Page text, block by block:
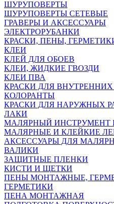
ШУРУПОВЕРТЫ
ШУРУПОВЕРТЫ СЕТЕВЫЕ
ГРАВЕРЫ И АКСЕССУАРЫ
ЭЛЕКТРОРУБАНКИ
КРАСКИ, ПЕНЫ,
КЛЕИ
КЛЕЙ ДЛЯ ОБОЕВ
КЛЕИ, ЖИДКИЕ ГВОЗДИ
КЛЕИ ПВА
КРАСКИ ДЛЯ ВНУТРЕННИХ
КОЛОРАНТЫ
КРАСКИ ДЛЯ НАРУЖНЫХ
ЛАКИ
МАЛЯРНЫЙ ИНСТРУМЕНТ
МАЛЯРНЫЕ И КЛЕЙКИЕ
АКСЕССУАРЫ ДЛЯ
ВАЛИКИ
ЗАЩИТНЫЕ ПЛЕНКИ
КИСТИ И ЩЕТКИ
ПЕНЫ МОНТАЖНЫЕ,
ГЕРМЕТИКИ
ПЕНА МОНТАЖНАЯ